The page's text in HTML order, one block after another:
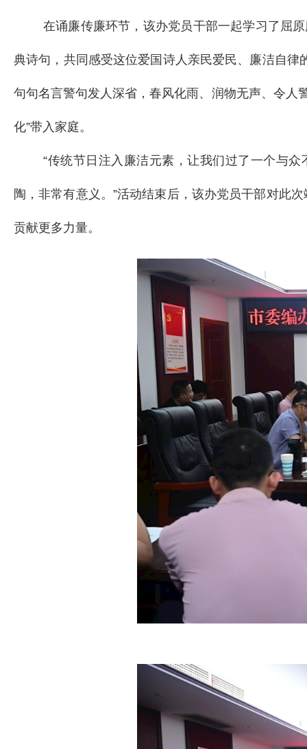
在诵廉传廉环节，该办党员干部一起学习了屈
典诗句，共同感受这位爱国诗人亲民爱民、廉洁自
句句名言警句发人深省，春风化雨、润物无声、令人
化”带入家庭。
“传统节日注入廉洁元素，让我们过了一个与
陶，非常有意义。”活动结束后，该办党员干部对此
贡献更多力量。